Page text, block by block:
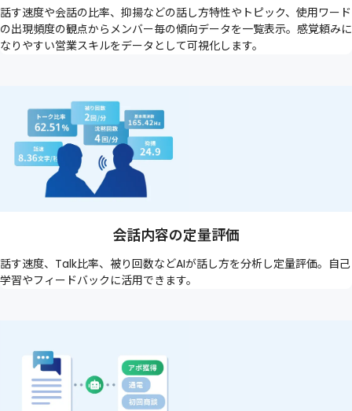
話す速度や会話の比率、抑揚などの話し方特性やトピック、使用ワード
の出現頻度の観点からメンバー毎の傾向データを一覧表示。感覚頼みに
なりやすい営業スキルをデータとして可視化します。
会話内容の定量評価
話す速度、Talk比率、被り回数などAIが話し方を分析し定量評価。自己
学習やフィードバックに活用できます。